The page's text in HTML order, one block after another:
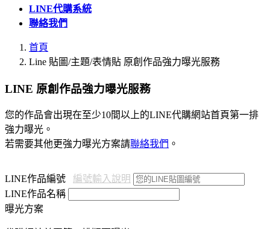
LINE代購系統
聯絡我們
首頁
Line 貼圖/主題/表情貼 原創作品強力曝光服務
LINE 原創作品強力曝光服務
您的作品會出現在至少10間以上的LINE代購網站首頁第一排
強力曝光。
若需要其他更強力曝光方案請聯絡我們 。
LINE作品編號 編號輸入說明
LINE作品名稱
曝光方案